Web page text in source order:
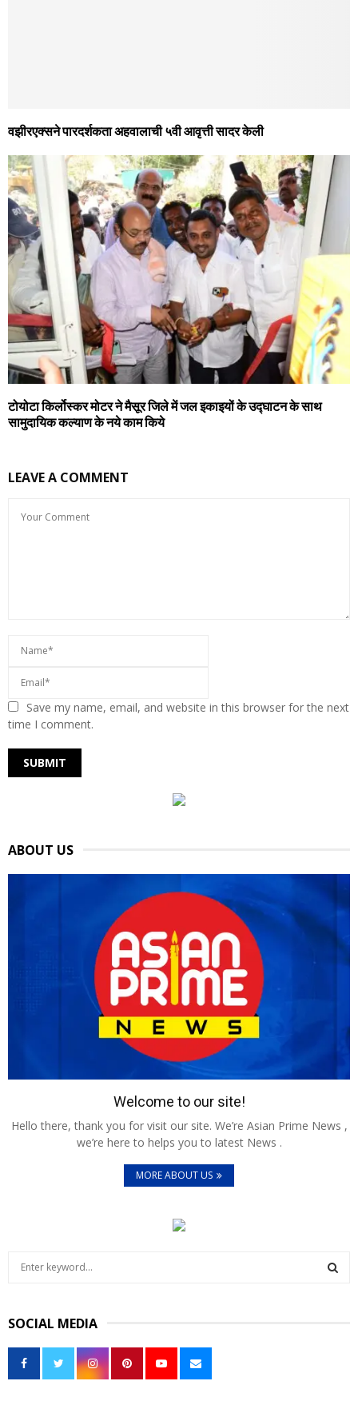
वझीरएक्सने पारदर्शकता अहवालाची ५वी आवृत्ती सादर केली
टोयोटा किर्लोस्कर मोटर ने मैसूर जिले में जल इकाइयों के उद्घाटन के साथ
सामुदायिक कल्याण के नये काम किये
LEAVE A COMMENT
Save my name, email, and website in this browser for the next
time I comment.
ABOUT US
Welcome to our site!
Hello there, thank you for visit our site. We’re Asian Prime News ,
we’re here to helps you to latest News .
MORE ABOUT US
c
o
SOCIAL MEDIA